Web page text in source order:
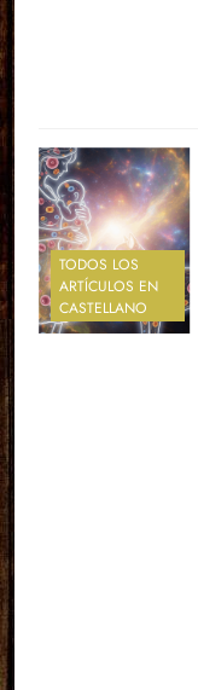
TODOS LOS
ARTÍCULOS EN
CASTELLANO